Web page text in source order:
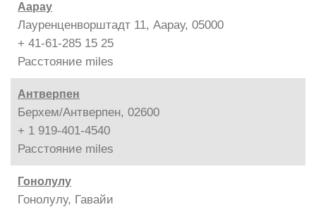
Аарау
Лауренценворштадт 11, Аарау, 05000
+ 41-61-285 15 25
Расстояние miles
Антверпен
Берхем/Антверпен, 02600
+ 1 919-401-4540
Расстояние miles
Гонолулу
Гонолулу, Гавайи